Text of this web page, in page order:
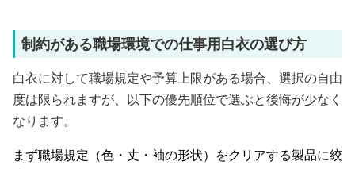
制約がある職場環境での仕事用白衣の選び方
白衣に対して職場規定や予算上限がある場合、選択の自由
度は限られますが、以下の優先順位で選ぶと後悔が少なく
なります。
まず職場規定（色・丈・袖の形状）をクリアする製品に絞